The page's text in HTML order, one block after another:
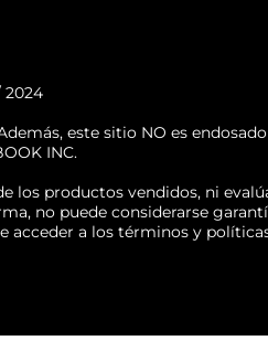
2024
este sitio NO es
INC.
los productos vendidos, ni
no puede considerarse
acceder a los términos y